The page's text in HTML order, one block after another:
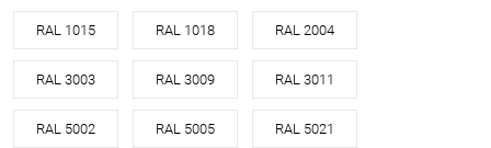
RAL 1015 RAL 1018 RAL 2004
RAL 3003 RAL 3009 RAL 3011
RAL 5002 RAL 5005 RAL 5021